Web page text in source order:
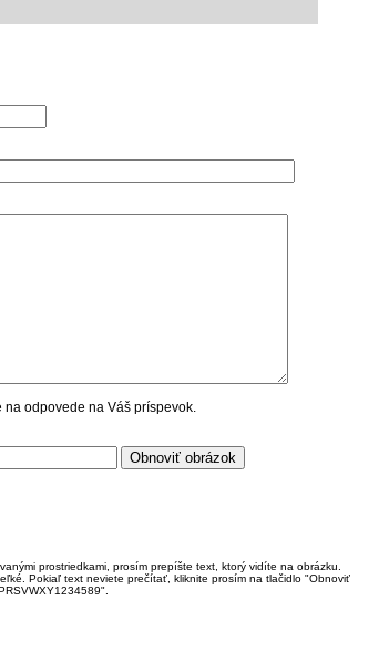
odpovede na Váš príspevok.
prostriedkami, prosím prepíšte text, ktorý vidíte na obrázku.
Pokiaľ text neviete prečítať, kliknite prosím na tlačidlo "Obnoviť